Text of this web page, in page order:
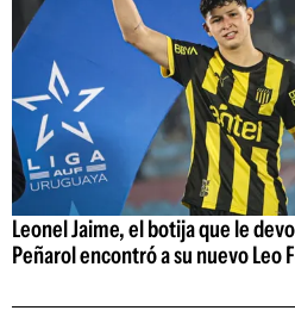
Leonel Jaime, el botija que le
Peñarol encontró a su nuevo Leo